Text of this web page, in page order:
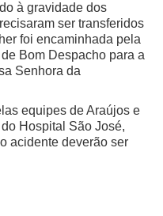
à gravidade dos
ser transferidos
foi encaminhada pela
Bom Despacho para a
Senhora da
equipes de Araújos e
Hospital São José,
acidente deverão ser